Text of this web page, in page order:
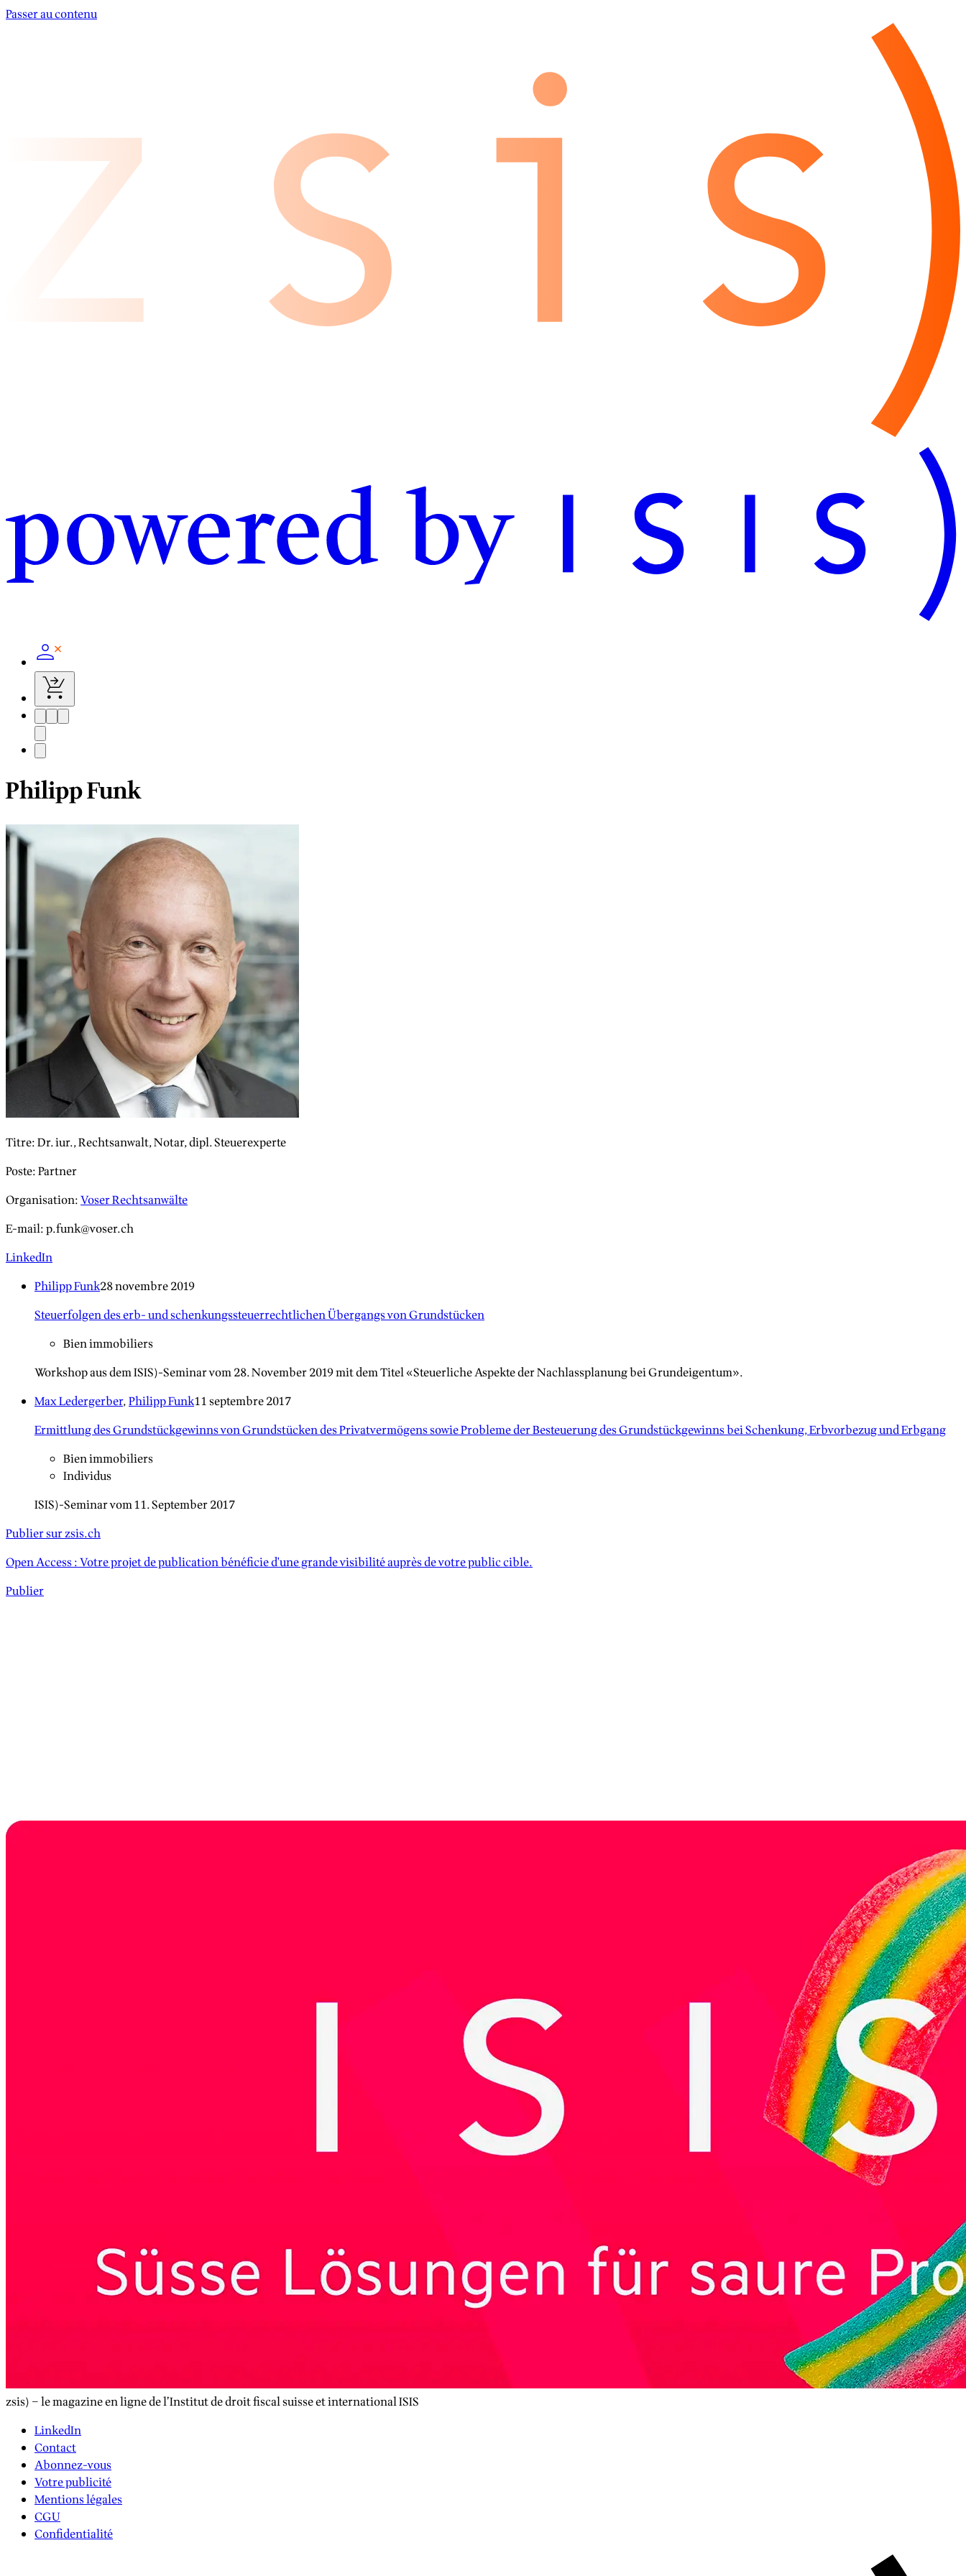
Passer au contenu
Philipp Funk
Titre:Dr. iur., Rechtsanwalt, Notar, dipl. Steuerexperte
Poste:Partner
Organisation:Voser Rechtsanwälte
E-mail:p.funk@voser.ch
LinkedIn
Philipp Funk28 novembre 2019
Steuerfolgen des erb- und schenkungssteuerrechtlichen Übergangs von Grundstücken
Bien immobiliers
Workshop aus dem ISIS)-Seminar vom 28. November 2019 mit dem Titel «Steuerliche Aspekte der Nachlassplanung bei Grundeigentum».
Max Ledergerber,Philipp Funk11 septembre 2017
Ermittlung des Grundstückgewinns von Grundstücken des Privatvermögens sowie Probleme der Besteuerung des Grundstückgewinns bei Schenkung, Erbvorbezug und Erbgang
Bien immobiliers
Individus
ISIS)-Seminar vom 11. September 2017
Publier sur zsis.ch
Open Access : Votre projet de publication bénéficie d'une grande visibilité auprès de votre public cible.
Publier
zsis) – le magazine en ligne de l’Institut de droit fiscal suisse et international ISIS
LinkedIn
Contact
Abonnez-vous
Votre publicité
Mentions légales
CGU
Confidentialité